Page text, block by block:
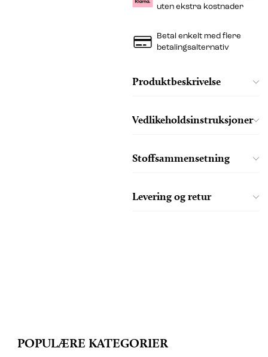
uten ekstra kostnader
Betal enkelt med flere
betalingsalternativ
Produktbeskrivelse
Vedlikeholdsinstruksjoner
Stoffsammensetning
Levering og retur
POPULÆRE KATEGORIER